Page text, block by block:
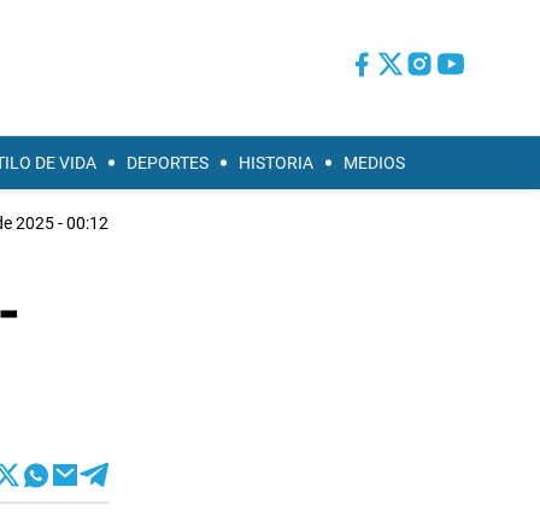
DE VIDA DEPORTES HISTORIA MEDIOS
2025 - 00:12